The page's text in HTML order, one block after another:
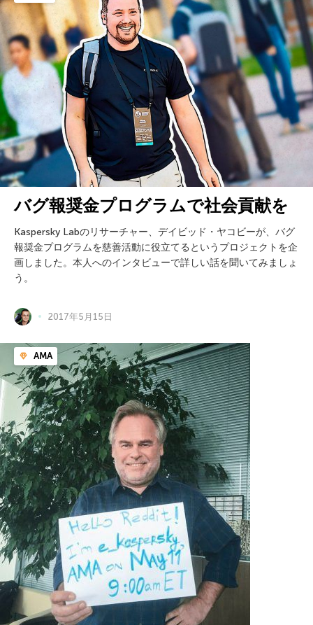
バグ報奨金プログラムで社会貢献を
Kaspersky Labのリサーチャー、デイビッド・ヤコビーが、バグ
報奨金プログラムを慈善活動に役立てるというプロジェクトを企
画しました。本人へのインタビューで詳しい話を聞いてみましょ
う。
2017年5月15日
AMA